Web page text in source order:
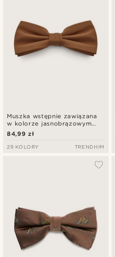
Muszka wstępnie zawiązana
w kolorze jasnobrązowym
Basic
84,99 zł
29 KOLORY TRENDHIM